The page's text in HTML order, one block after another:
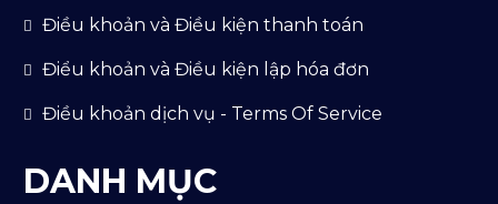
Điều khoản và Điều kiện thanh toán
Điểu khoản và Điều kiện lập hóa đơn
Điều khoản dịch vụ - Terms Of Service
DANH MỤC